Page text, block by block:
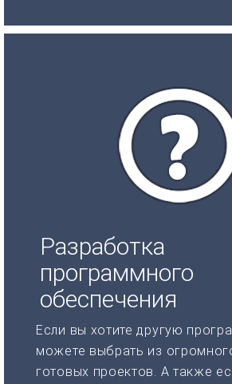
Разработка
программного
обеспечения
Если вы хотите другую
можете выбрать из
готовых проектов. А также